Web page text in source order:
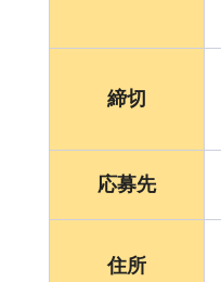
締切
応募先
住所